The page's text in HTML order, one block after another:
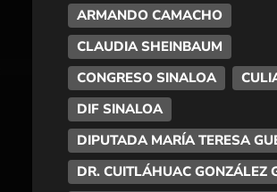
ARMANDO CAMACHO
CLAUDIA SHEINBAUM
CONGRESO SINALOA
DIF SINALOA
DIPUTADA MARÍA TERESA
DR. CUITLÁHUAC GONZÁLEZ